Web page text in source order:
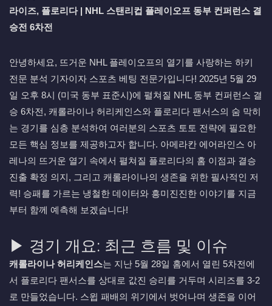
라이즈, 플로리다 | NHL 스탠리컵 플레이오프 동부 컨퍼런스 결
승전 6차전
안녕하세요, 뜨거운 NHL 플레이오프의 열기를 사랑하는 하키
전문 분석 기자이자 스포츠 베팅 전문가입니다! 2025년 5월 29
일 오후 8시 (미국 동부 표준시)에 펼쳐질 NHL 동부 컨퍼런스 결
승 6차전, 캐롤라이나 허리케인스와 플로리다 팬서스의 숨 막히
는 경기를 심층 분석하여 여러분의 스포츠 토토 전략에 필요한
모든 핵심 정보를 제공하고자 합니다. 아메라칸 에어라인스 아
레나의 뜨거운 열기 속에서 펼쳐질 플로리다의 홈 이점과 결승
진출 확정 의지, 그리고 캐롤라이나의 생존을 위한 필사적인 저
력! 승패를 가르는 냉철한 데이터와 흥미진진한 이야기를 지금
부터 함께 예측해 보겠습니다!
▶ 경기 개요: 최근 흐름 및 이슈
캐롤라이나 허리케인스는 지난 5월 28일 홈에서 열린 5차전에
서 플로리다 팬서스를 상대로 값진 승리를 거두며 시리즈를 3-2
로 만들었습니다. 스윕 패배의 위기에서 벗어나며 생존을 이어